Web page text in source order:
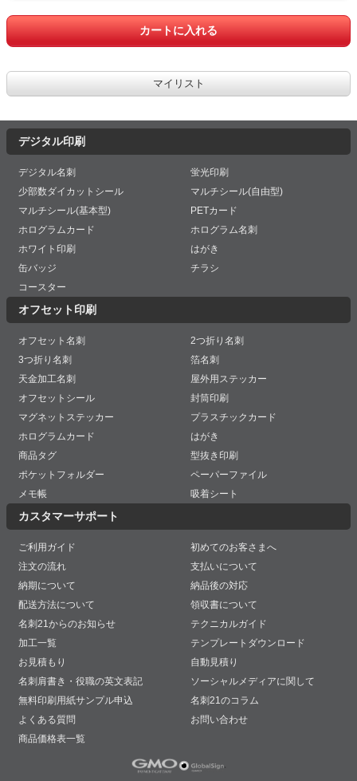
デジタル印刷
デジタル名刺
蛍光印刷
少部数ダイカットシール
マルチシール(自由型)
マルチシール(基本型)
PETカード
ホログラムカード
ホログラム名刺
ホワイト印刷
はがき
缶バッジ
チラシ
コースター
オフセット印刷
オフセット名刺
2つ折り名刺
3つ折り名刺
箔名刺
天金加工名刺
屋外用ステッカー
オフセットシール
封筒印刷
マグネットステッカー
プラスチックカード
ホログラムカード
はがき
商品タグ
型抜き印刷
ポケットフォルダー
ペーパーファイル
メモ帳
吸着シート
カスタマーサポート
ご利用ガイド
初めてのお客さまへ
注文の流れ
支払いについて
納期について
納品後の対応
配送方法について
領収書について
名刺21からのお知らせ
テクニカルガイド
加工一覧
テンプレートダウンロード
お見積もり
自動見積り
名刺肩書き・役職の英文表記
ソーシャルメディアに関して
無料印刷用紙サンプル申込
名刺21のコラム
よくある質問
お問い合わせ
商品価格表一覧